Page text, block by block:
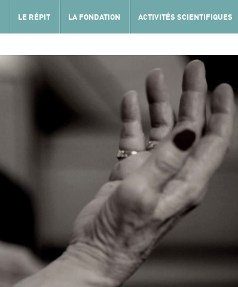
LE RÉPIT LA FONDATION ACTIVITÉS SCIENTIFIQUES